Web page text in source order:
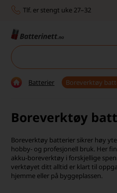
Tlf. er stengt uke 27–32
Toll, moms og avgifter
Billig frakt
Høy
Batterier Boreverktøy
Boreverktøy
Boreverktøy batterier sikrer høy
hobby- og profesjonell bruk. Her
akku-boreverktøy i forskjellige
verktøyet ditt alltid er klart til
hjemme eller på byggeplassen.